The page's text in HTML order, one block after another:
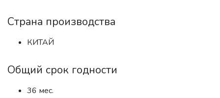
Страна производства
КИТАЙ
Общий срок годности
36 мес.